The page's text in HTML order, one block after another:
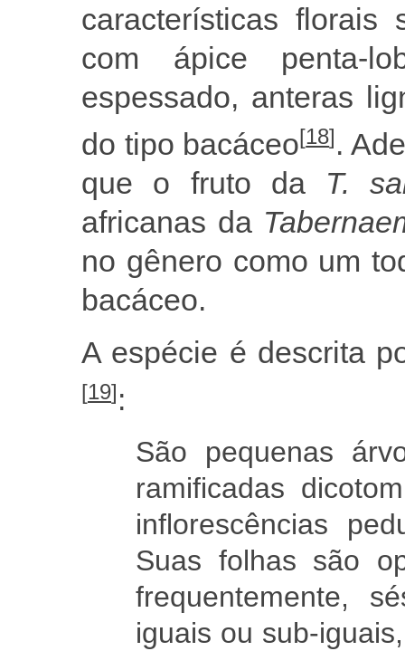
características
com ápice penta-
espessado, anteras
do tipo bacáceo[18].
que o fruto da T.
africanas da
no gênero como um
bacáceo.
A espécie é descrita
[19]:
São pequenas
ramificadas
inflorescências
Suas folhas são
frequentemente,
iguais ou sub-